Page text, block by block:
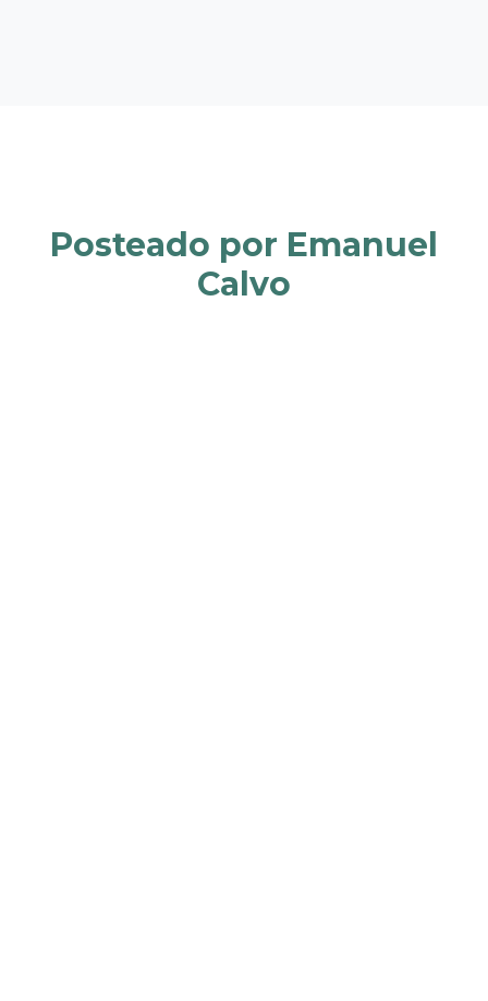
Posteado por Emanuel
Calvo